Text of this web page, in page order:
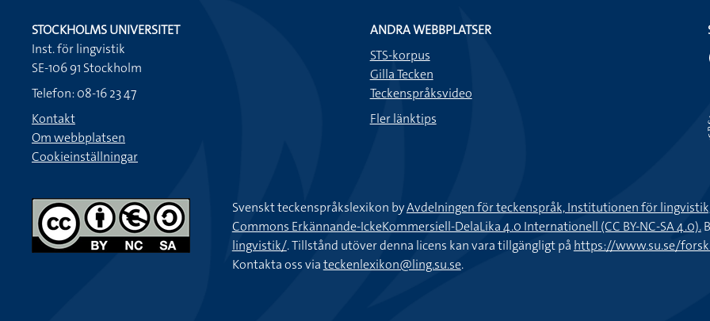
STOCKHOLMS UNIVERSITET
Inst. för lingvistik
SE-106 91 Stockholm
Telefon: 08-16 23 47
Kontakt
Om webbplatsen
Cookieinställningar
ANDRA WEBBPLATSER
STS-korpus
Gilla Tecken
Teckenspråksvideo
Fler länktips
Svenskt teckenspråkslexikon byAvdelningen för teckenspråk, Institutionen för
Commons Erkännande-IckeKommersiell-DelaLika 4.0 Internationell (CC BY-NC-SA 4.0).
lingvistik/. Tillstånd utöver denna licens kan vara tillgängligt på https://www.su.se/
Kontakta oss viateckenlexikon@ling.su.se.